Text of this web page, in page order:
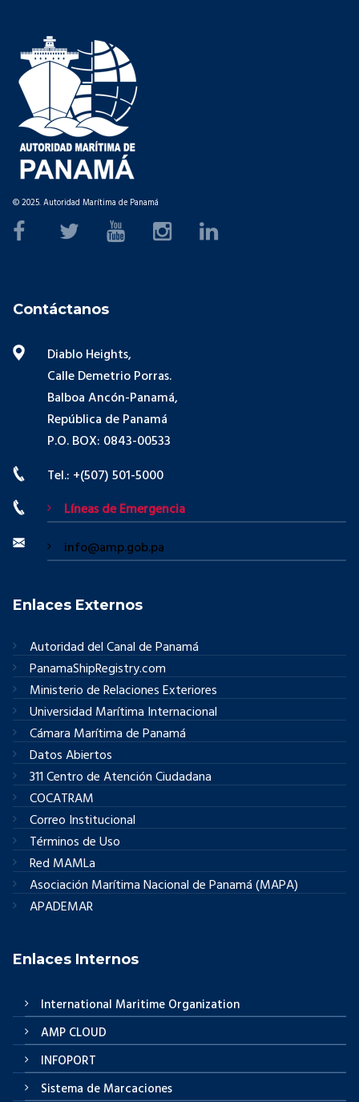
© 2025. Autoridad Marítima de Panamá
Contáctanos
Diablo Heights,
Calle Demetrio Porras.
Balboa Ancón-Panamá,
República de Panamá
P.O. BOX: 0843-00533
Tel.: +(507) 501-5000
Líneas de Emergencia
info@amp.gob.pa
Enlaces Externos
Autoridad del Canal de Panamá
PanamaShipRegistry.com
Ministerio de Relaciones Exteriores
Universidad Marítima Internacional
Cámara Marítima de Panamá
Datos Abiertos
311 Centro de Atención Ciudadana
COCATRAM
Correo Institucional
Términos de Uso
Red MAMLa
Asociación Marítima Nacional de Panamá (MAPA)
APADEMAR
Enlaces Internos
International Maritime Organization
AMP CLOUD
INFOPORT
Sistema de Marcaciones